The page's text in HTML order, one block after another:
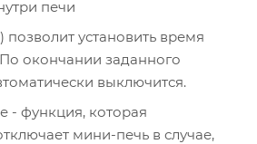
печи
установить время
окончании заданного
выключится.
- функция, которая
мини-печь в случае,